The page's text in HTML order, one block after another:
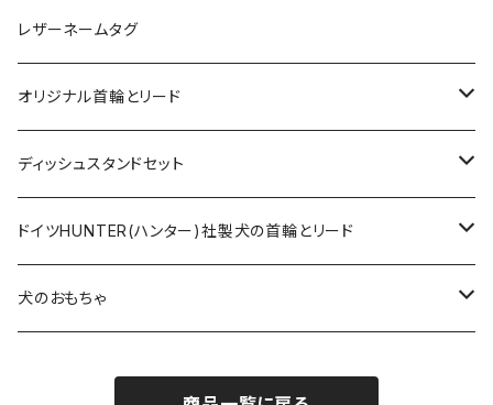
オリジナル軽量ロングリード
オリジナルロングリード
レザーネームタグ
オリジナル首輪とリード
ロープとヌメ革の首輪とリード
ヌメ革の首輪とリード
アニリンレザーの首輪とリード
ディッシュスタンドセット
無垢の木とステンレスのディッシュスタンドセット
超小型犬〜中型犬サイズ
無垢の木と陶器のディッシュスタンドセット
ドイツHUNTER(ハンター)社製犬の首輪とリード
HUNTER(ハンター）社製首輪
犬のおもちゃ